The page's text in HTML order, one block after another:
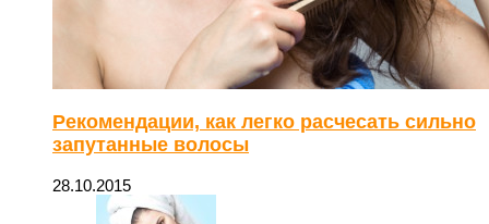
Рекомендации, как легко расчесать сильно
запутанные волосы
28.10.2015